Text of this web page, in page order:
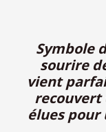
Symbole
sourire
vient
recouvert
élues pour